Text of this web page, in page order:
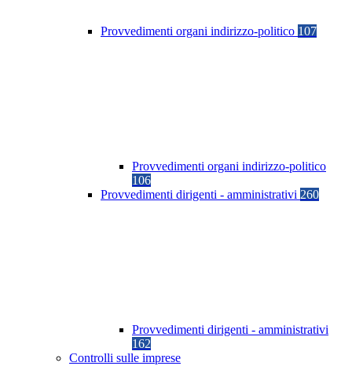
Provvedimenti organi indirizzo-politico 107
Provvedimenti organi indirizzo-politico
106
Provvedimenti dirigenti - amministrativi 260
Provvedimenti dirigenti - amministrativi
162
Controlli sulle imprese